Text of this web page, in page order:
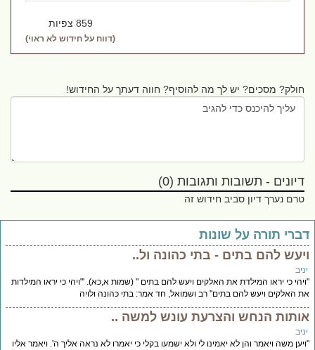
859 צפיות
(דווח על חידוש לא ראוי)
חולק? מסכים? יש לך מה להוסיף? חווה דעתך על החידוש!
דיונים - תשובות ותגובות (0)
טרם נערך דיון סביב חידוש זה
תורה על שונות
להם בתים - בתי כהונה ול..
כי יראו המילדת את האלקים ויעש להם בתים " (שמות א,כא). '"ויהי כי יראו המילדות
האלקים ויעש להם בתים" רב ושמואל, חד אמר: בתי כהונה ולויה
הנחש והצרעת עונש למשה ..
משה ויאמר והן לא יאמינו לי ולא ישמעו בקלי כי יאמרו לא נראה אליך ה'. ויאמר אליו